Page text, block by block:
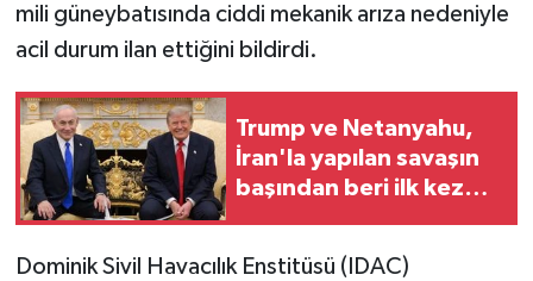
mili güneybatısında ciddi mekanik arıza nedeniyle
acil durum ilan ettiğini bildirdi.
Trump ve Netanyahu,
İran'la yapılan savaşın
başından beri ilk kez
Dominik Sivil Havacılık Enstitüsü (IDAC)